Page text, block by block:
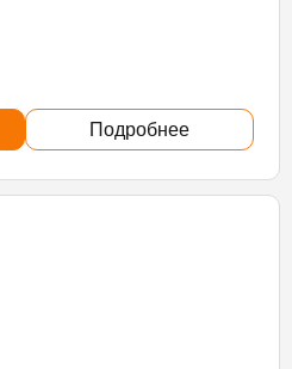
Подробнее